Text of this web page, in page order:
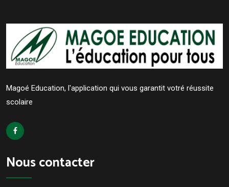
Magoé Education, l'application qui vous garantit votré réussite
scolaire
Nous contacter